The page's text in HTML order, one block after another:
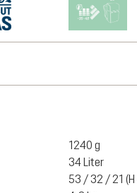
1240 g
34 Liter
53 / 32 / 21 (H